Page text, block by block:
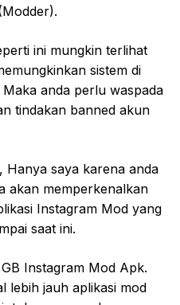
ini mungkin terlihat
sistem di
anda perlu waspada
tindakan banned akun
Hanya saya karena anda
akan memperkenalkan
Instagram Mod yang
saat ini.
Instagram Mod Apk.
lebih jauh aplikasi mod